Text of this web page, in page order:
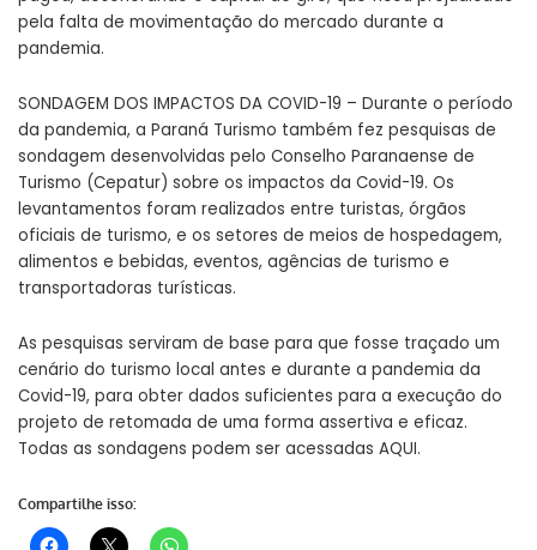
pela falta de movimentação do mercado durante a
pandemia.
SONDAGEM DOS IMPACTOS DA COVID-19 – Durante o período
da pandemia, a Paraná Turismo também fez pesquisas de
sondagem desenvolvidas pelo Conselho Paranaense de
Turismo (Cepatur) sobre os impactos da Covid-19. Os
levantamentos foram realizados entre turistas, órgãos
oficiais de turismo, e os setores de meios de hospedagem,
alimentos e bebidas, eventos, agências de turismo e
transportadoras turísticas.
As pesquisas serviram de base para que fosse traçado um
cenário do turismo local antes e durante a pandemia da
Covid-19, para obter dados suficientes para a execução do
projeto de retomada de uma forma assertiva e eficaz.
Todas as sondagens podem ser acessadas AQUI.
Compartilhe isso: